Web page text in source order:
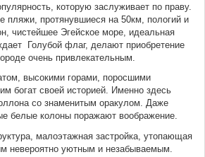
которую заслуживает по праву.
пляжи, протянувшиеся на 50км, пологий и
чистейшее Эгейское море, идеальная
Голубой флаг, делают приобретение
очень привлекательным.
высокими горами, поросшими
богат своей историей. Именно здесь
со знаменитым оракулом. Даже
белые колоны поражают воображение.
малоэтажная застройка, утопающая
невероятно уютным и незабываемым.